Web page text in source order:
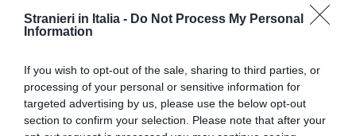
Stranieri in Italia - Do Not Process My Personal
Information
If you wish to opt-out of the sale, sharing to third parties, or
processing of your personal or sensitive information for
targeted advertising by us, please use the below opt-out
section to confirm your selection. Please note that after your
giudice Emanuela Romano,
stabilisce il diritto di
Rashid a richiedere la conversione del
Inoltre, condanna il Ministero dell’Interno al
pagamento delle spese legali.